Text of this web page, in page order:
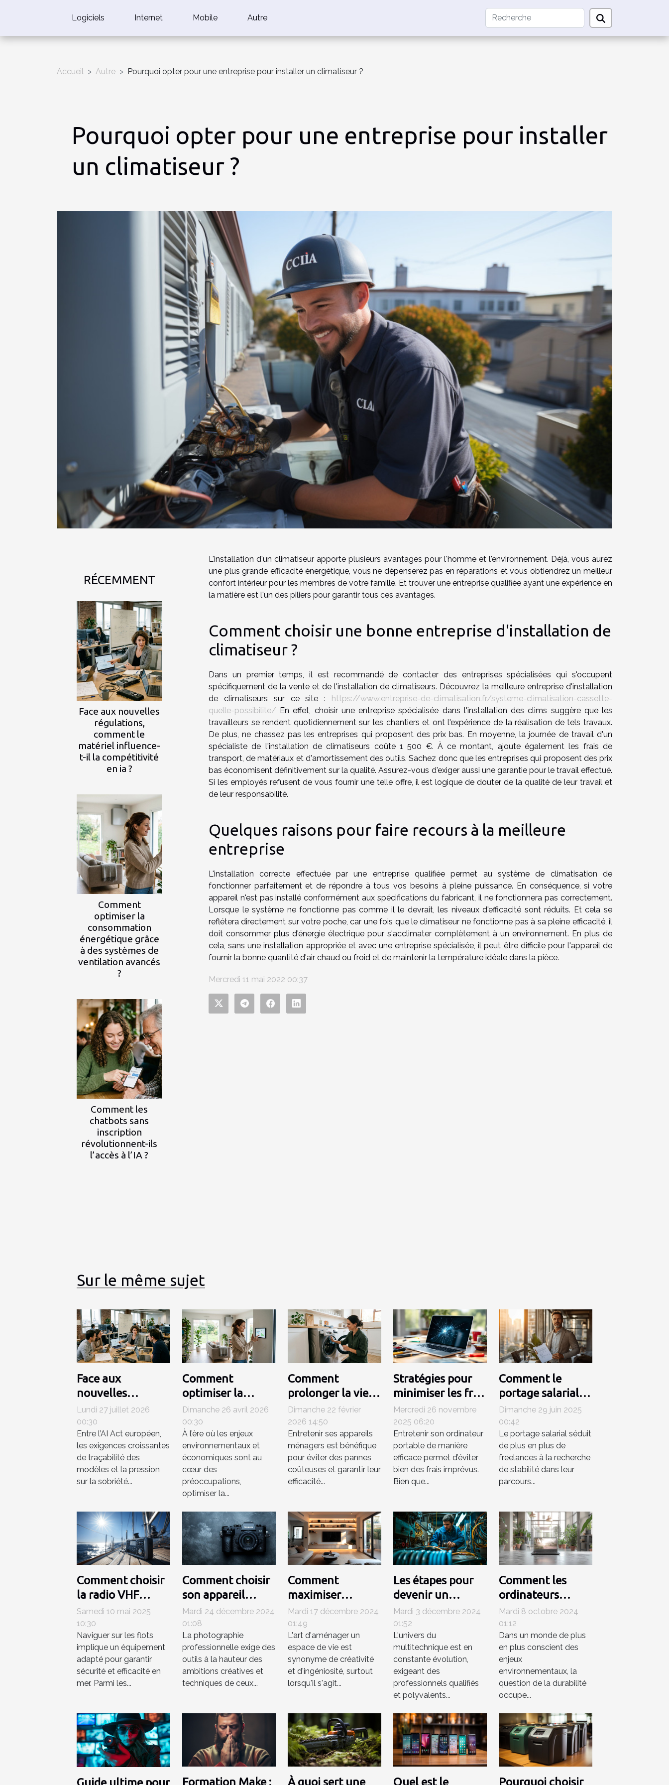
Logiciels Internet Mobile Autre
Accueil Autre Pourquoi opter pour une entreprise pour installer un climatiseur ?
Pourquoi opter pour une entreprise pour installer
un climatiseur ?
RÉCEMMENT
Face aux nouvelles
régulations,
comment le
matériel influence-
t-il la compétitivité
en ia ?
Comment
optimiser la
consommation
énergétique grâce
à des systèmes de
ventilation avancés
?
Comment les
chatbots sans
inscription
révolutionnent-ils
l’accès à l’IA ?
L'installation d'un climatiseur apporte plusieurs avantages pour l'homme et l'environnement. Déjà, vous aurez
une plus grande efficacité énergétique, vous ne dépenserez pas en réparations et vous obtiendrez un meilleur
confort intérieur pour les membres de votre famille. Et trouver une entreprise qualifiée ayant une expérience en
la matière est l'un des piliers pour garantir tous ces avantages.
Comment choisir une bonne entreprise d'installation de
climatiseur ?
Dans un premier temps, il est recommandé de contacter des entreprises spécialisées qui s'occupent
spécifiquement de la vente et de l'installation de climatiseurs. Découvrez la meilleure entreprise d'installation
de climatiseurs sur ce site :
https://www.entreprise-de-climatisation.fr/systeme-climatisation-cassette-
quelle-possibilite/ En effet, choisir une entreprise spécialisée dans l'installation des clims suggère que les
travailleurs se rendent quotidiennement sur les chantiers et ont l'expérience de la réalisation de tels travaux.
De plus, ne chassez pas les entreprises qui proposent des prix bas. En moyenne, la journée de travail d'un
spécialiste de l'installation de climatiseurs coûte 1 500 €. À ce montant, ajoute également les frais de
transport, de matériaux et d'amortissement des outils. Sachez donc que les entreprises qui proposent des prix
bas économisent définitivement sur la qualité. Assurez-vous d'exiger aussi une garantie pour le travail effectué.
Si les employés refusent de vous fournir une telle offre, il est logique de douter de la qualité de leur travail et
de leur responsabilité.
Quelques raisons pour faire recours à la meilleure
entreprise
L'installation correcte effectuée par une entreprise qualifiée permet au système de climatisation de
fonctionner parfaitement et de répondre à tous vos besoins à pleine puissance. En conséquence, si votre
appareil n'est pas installé conformément aux spécifications du fabricant, il ne fonctionnera pas correctement.
Lorsque le système ne fonctionne pas comme il le devrait, les niveaux d'efficacité sont réduits. Et cela se
reflétera directement sur votre poche, car une fois que le climatiseur ne fonctionne pas à sa pleine efficacité, il
doit consommer plus d'énergie électrique pour s'acclimater complètement à un environnement. En plus de
cela, sans une installation appropriée et avec une entreprise spécialisée, il peut être difficile pour l'appareil de
fournir la bonne quantité d'air chaud ou froid et de maintenir la température idéale dans la pièce.
Mercredi 11 mai 2022 00:37
Sur le même sujet
Face aux
nouvelles
régulations,
comment le
matériel
influence-t-il la
compétitivité en
ia ?
Lundi 27 juillet 2026
00:30
Entre l’AI Act européen,
les exigences croissantes
de traçabilité des
modèles et la pression
sur la sobriété...
Comment
optimiser la
consommation
énergétique grâce
à des systèmes de
ventilation
avancés ?
Dimanche 26 avril 2026
00:30
À l’ère où les enjeux
environnementaux et
économiques sont au
cœur des
préoccupations,
optimiser la...
Comment
prolonger la vie
de vos appareils
ménagers ?
Dimanche 22 février
2026 14:50
Entretenir ses appareils
ménagers est bénéfique
pour éviter des pannes
coûteuses et garantir leur
efficacité...
Stratégies pour
minimiser les frais
de réparations
d'ordinateurs
portables
Mercredi 26 novembre
2025 06:20
Entretenir son ordinateur
portable de manière
efficace permet d’éviter
bien des frais imprévus.
Bien que...
Comment le
portage salarial
renforce la
sécurité
professionnelle
des freelances ?
Dimanche 29 juin 2025
00:42
Le portage salarial séduit
de plus en plus de
freelances à la recherche
de stabilité dans leur
parcours...
Comment choisir
la radio VHF
marine idéale
pour vos besoins
en navigation
Samedi 10 mai 2025
10:30
Naviguer sur les flots
implique un équipement
adapté pour garantir
sécurité et efficacité en
mer. Parmi les...
Comment choisir
son appareil
photo hybride
pour la
photographie
professionnelle
Mardi 24 décembre 2024
01:08
La photographie
professionnelle exige des
outils à la hauteur des
ambitions créatives et
techniques de ceux...
Comment
maximiser
l'espace de votre
salon avec un
téléviseur de 80
cm
Mardi 17 décembre 2024
01:49
L'art d'aménager un
espace de vie est
synonyme de créativité
et d'ingéniosité, surtout
lorsqu'il s'agit...
Les étapes pour
devenir un
technicien
multitechnique
compétent
Mardi 3 décembre 2024
01:52
L'univers du
multitechnique est en
constante évolution,
exigeant des
professionnels qualifiés
et polyvalents...
Comment les
ordinateurs
portables
reconditionnés
contribuent à un
avenir durable
Mardi 8 octobre 2024
01:12
Dans un monde de plus
en plus conscient des
enjeux
environnementaux, la
question de la durabilité
occupe...
Guide ultime pour Formation Make : À quoi sert une Quel est le Pourquoi choisir